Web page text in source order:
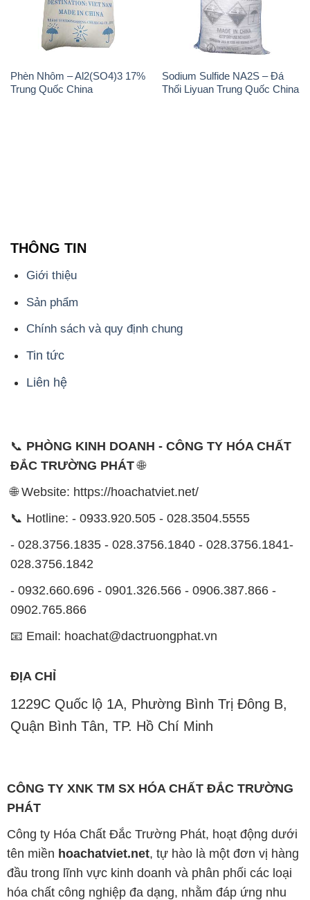
Phèn Nhôm – Al2(SO4)3 17%
Trung Quốc China
Sodium Sulfide NA2S – Đá
Thối Liyuan Trung Quốc China
THÔNG TIN
Giới thiệu
Sản phẩm
Chính sách và quy định chung
Tin tức
Liên hệ
📞 PHÒNG KINH DOANH - CÔNG TY HÓA CHẤT
ĐẮC TRƯỜNG PHÁT🌐
🌐 Website: https://hoachatviet.net/
📞 Hotline: - 0933.920.505 - 028.3504.5555
- 028.3756.1835 - 028.3756.1840 - 028.3756.1841-
028.3756.1842
- 0932.660.696 - 0901.326.566 - 0906.387.866 -
0902.765.866
📧 Email: hoachat@dactruongphat.vn
ĐỊA CHỈ
1229C Quốc lộ 1A, Phường Bình Trị Đông B,
Quận Bình Tân, TP. Hồ Chí Minh
CÔNG TY XNK TM SX HÓA CHẤT ĐẮC TRƯỜNG
PHÁT
Công ty Hóa Chất Đắc Trường Phát, hoạt động dưới
tên miền hoachatviet.net, tự hào là một đơn vị hàng
đầu trong lĩnh vực kinh doanh và phân phối các loại
hóa chất công nghiệp đa dạng, nhằm đáp ứng nhu